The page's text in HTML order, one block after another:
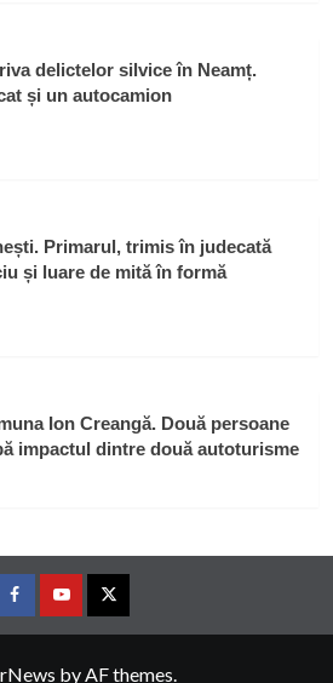
delictelor silvice în Neamț.
și un autocamion
Primarul, trimis în judecată
și luare de mită în formă
Ion Creangă. Două persoane
impactul dintre două autoturisme
FacebookYoutubeTwitter
by AF themes.